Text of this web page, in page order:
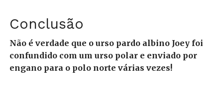
Conclusão
Não é verdade que o urso pardo albino Joey foi
confundido com um urso polar e enviado por
engano para o polo norte várias vezes!